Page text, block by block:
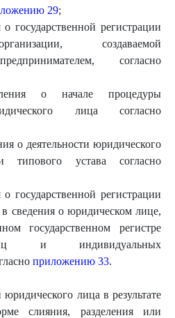
29;
государственной регистрации
создаваемой
согласно
о начале процедуры
лица согласно
о деятельности юридического
устава согласно
государственной регистрации
сведения о юридическом лице,
государственном регистре
и индивидуальных
приложению 33.
лица в результате
слияния, разделения или